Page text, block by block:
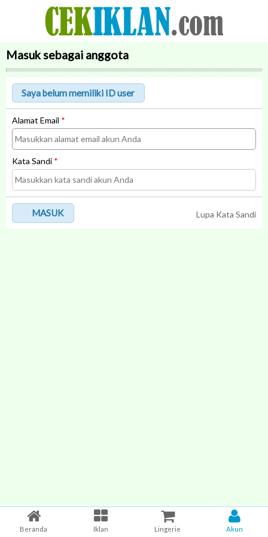
Masuk sebagai anggota
Alamat Email *
Kata Sandi *
Lupa Kata Sandi
MASUK
Beranda Iklan Lingerie Akun